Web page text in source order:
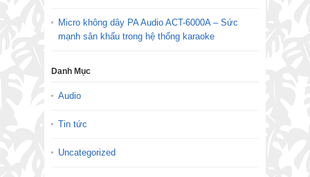
Micro không dây PA Audio ACT-6000A – Sức
mạnh sân khấu trong hệ thống karaoke
Danh Mục
Audio
Tin tức
Uncategorized